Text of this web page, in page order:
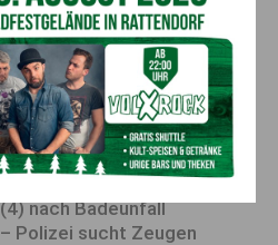
nimmt Abschied
2026
Bankomaten vergessen –
um Hinweise
2026
nach Badeunfall
Polizei sucht Zeugen